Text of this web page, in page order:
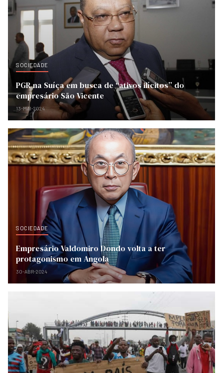
SOCIEDADE
PGR na Suíça em busca de “ativos ilícitos” do
empresário São Vicente
13-MAI-2024
SOCIEDADE
Empresário Valdomiro Dondo volta a ter
protagonismo em Angola
30-ABR-2024